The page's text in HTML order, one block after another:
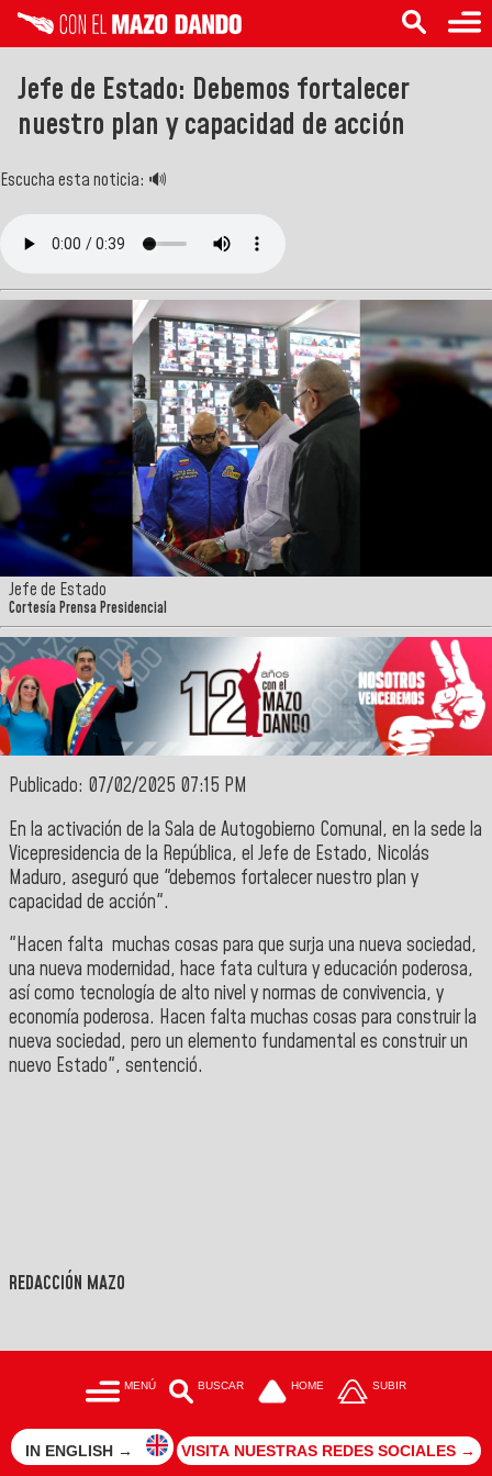
Jefe de Estado: Debemos fortalecer
nuestro plan y capacidad de acción
Escucha esta noticia: 🔊
Jefe de Estado
Cortesía Prensa Presidencial
Publicado: 07/02/2025 07:15 PM
En la activación de la Sala de Autogobierno Comunal, en la sede la
Vicepresidencia de la República, el Jefe de Estado, Nicolás
Maduro, aseguró que "debemos fortalecer nuestro plan y
capacidad de acción".
"Hacen falta muchas cosas para que surja una nueva sociedad,
una nueva modernidad, hace fata cultura y educación poderosa,
así como tecnología de alto nivel y normas de convivencia, y
economía poderosa. Hacen falta muchas cosas para construir la
nueva sociedad, pero un elemento fundamental es construir un
nuevo Estado", sentenció.
REDACCIÓN MAZO
MENÚ BUSCAR HOME SUBIR
IN ENGLISH → VISITA NUESTRAS REDES SOCIALES →